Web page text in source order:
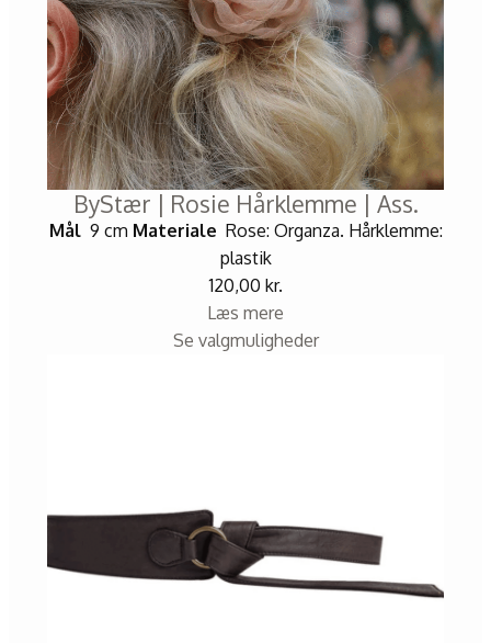
ByStær | Rosie Hårklemme | Ass.
Mål 9 cm Materiale Rose: Organza. Hårklemme:
plastik
120,00 kr.
Læs mere
Se valgmuligheder